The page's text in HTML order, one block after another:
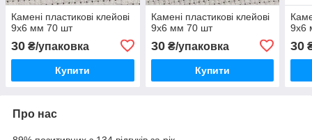
Камені пластикові клейові
9х6 мм 70 шт
30 ₴/упаковка
Купити
Камені пластикові клейові
9х6 мм 70 шт
30₴/упаковка
Купити
9х6
30
Про нас